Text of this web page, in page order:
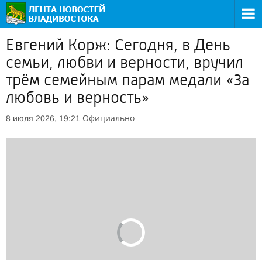
Евгений Корж: Сегодня, в День
семьи, любви и верности, вручил
трём семейным парам медали «За
любовь и верность»
8 июля 2026, 19:21 Официально